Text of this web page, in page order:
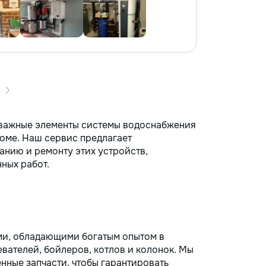
элементы системы водоснабжения
Наш сервис предлагает
и ремонту этих устройств,
работ.
обладающими богатым опытом в
бойлеров, котлов и колонок. Мы
запчасти, чтобы гарантировать